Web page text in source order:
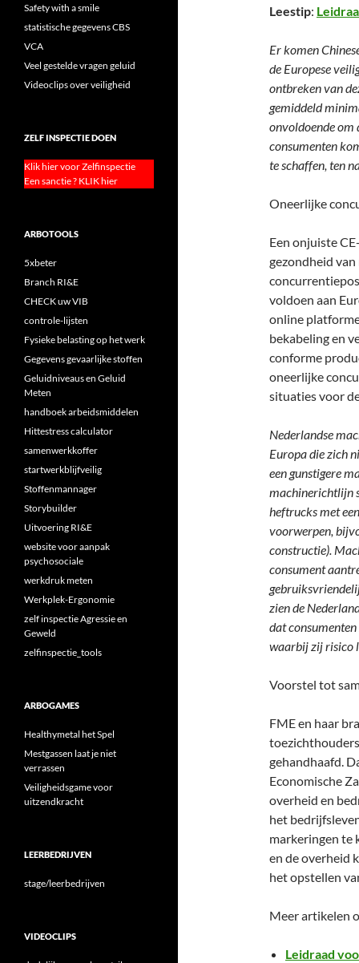
Leestip:
Er komen
de Europese
ontbreken van
gemiddeld
onvoldoende om
consumenten
te schaffen, ten
Oneerlijke
Een onjuiste
gezondheid van
voldoen aan
online
bekabeling en
conforme
oneerlijke
situaties voor
Nederlandse
Europa die zich
een gunstigere
machinerichtlijn
heftrucks met
voorwerpen,
constructie).
consument
zien de
dat
waarbij zij risico
Voorstel tot
FME en haar
gehandhaafd.
Economische
overheid en
het
markeringen te
en de overheid
het opstellen
Meer artikelen
Leidraad
Safety with a smile
statistische gegevens CBS
VCA
Veel gestelde vragen geluid
Videoclips over veiligheid
ZELF INSPECTIE DOEN
Klik hier voor Zelfinspectie
Een sanctie ? KLIK hier
ARBOTOOLS
5xbeter
Branch RI&E
CHECK uw VIB
controle-lijsten
Fysieke belasting op het werk
Gegevens gevaarlijke stoffen
Geluidniveaus en Geluid
Meten
handboek arbeidsmiddelen
Hittestress calculator
samenwerkkoffer
startwerkblijfveilig
Stoffenmannager
Storybuilder
Uitvoering RI&E
website voor aanpak
psychosociale
werkdruk meten
Werkplek-Ergonomie
zelf inspectie Agressie en
Geweld
zelfinspectie_tools
ARBOGAMES
Healthymetal het Spel
Mestgassen laat je niet
verrassen
Veiligheidsgame voor
uitzendkracht
LEERBEDRIJVEN
stage/leerbedrijven
VIDEOCLIPS